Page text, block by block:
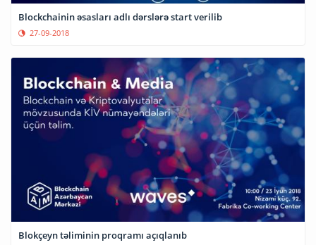
Blockchainin əsasları adlı dərslərə start verilib
27-09-2018
Blokçeyn təliminin proqramı açıqlanıb